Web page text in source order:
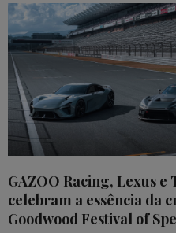
GAZOO Racing, Lexus e
celebram a essência da
Goodwood Festival of